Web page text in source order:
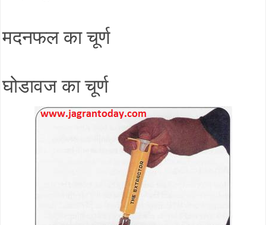
मदनफल का चूर्ण
घोडावज का चूर्ण